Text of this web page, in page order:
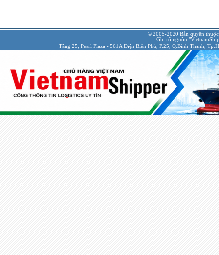
© 2005-2020 Bản quyền
Ghi rõ nguồn
Tầng 25, Pearl Plaza - 561A Điện Biên Phủ, P.25, Q.Bình Thạnh,